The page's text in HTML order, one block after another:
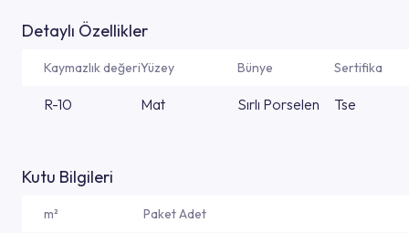
Detaylı Özellikler
Kaymazlık değeriYüzey Bünye Sertifika
R-10 Mat Sırlı Porselen Tse
Kutu Bilgileri
m² Paket Adet